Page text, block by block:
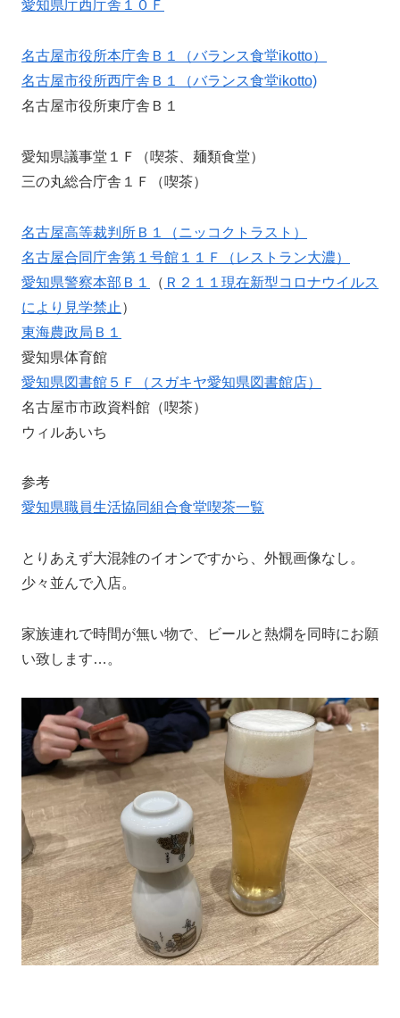
愛知県庁西庁舎１０Ｆ
名古屋市役所本庁舎Ｂ１（バランス食堂ikotto）
名古屋市役所西庁舎Ｂ１（バランス食堂ikotto)
名古屋市役所東庁舎Ｂ１
愛知県議事堂１Ｆ（喫茶、麺類食堂）
三の丸総合庁舎１Ｆ（喫茶）
名古屋高等裁判所Ｂ１（ニッコクトラスト）
名古屋合同庁舎第１号館１１Ｆ（レストラン大濃）
愛知県警察本部Ｂ１
（ Ｒ２１１現在新型コロナウイルス
により見学禁止 ）
東海農政局Ｂ１
愛知県体育館
愛知県図書館５Ｆ（スガキヤ愛知県図書館店）
名古屋市市政資料館（喫茶）
ウィルあいち
参考
愛知県職員生活協同組合食堂喫茶一覧
とりあえず大混雑のイオンですから、外観画像なし。
少々並んで入店。
家族連れで時間が無い物で、ビールと熱燗を同時にお願
い致します…。